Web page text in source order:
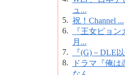
ュ...
5. 祝！Channel ...
6.
『王女ピョン
月...
7.
『(G)－DLE
8.
ドラマ『俺は